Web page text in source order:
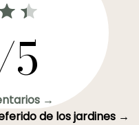
→
de los jardines →